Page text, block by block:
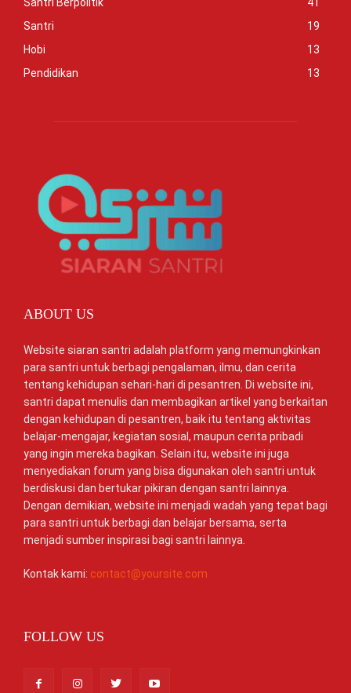
Santri
19
Hobi
13
Pendidikan
13
ABOUT US
Website siaran santri adalah platform yang memungkinkan
para santri untuk berbagi pengalaman, ilmu, dan cerita
tentang kehidupan sehari-hari di pesantren. Di website ini,
santri dapat menulis dan membagikan artikel yang berkaitan
dengan kehidupan di pesantren, baik itu tentang aktivitas
belajar-mengajar, kegiatan sosial, maupun cerita pribadi
yang ingin mereka bagikan. Selain itu, website ini juga
menyediakan forum yang bisa digunakan oleh santri untuk
berdiskusi dan bertukar pikiran dengan santri lainnya.
Dengan demikian, website ini menjadi wadah yang tepat bagi
para santri untuk berbagi dan belajar bersama, serta
menjadi sumber inspirasi bagi santri lainnya.
Kontak kami: contact@yoursite.com
FOLLOW US